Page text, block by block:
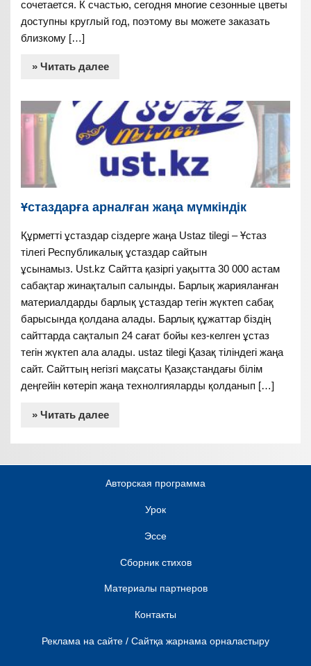
сочетается. К счастью, сегодня многие сезонные цветы
доступны круглый год, поэтому вы можете заказать
близкому […]
» Читать далее
Ұстаздарға арналған жаңа мүмкіндік
Құрметті ұстаздар сіздерге жаңа Ustaz tilegi – Ұстаз
тілегі Республикалық ұстаздар сайтын
ұсынамыз. Ust.kz Сайтта қазіргі уақытта 30 000 астам
сабақтар жинақталып салынды. Барлық жарияланған
материалдарды барлық ұстаздар тегін жүктеп сабақ
барысында қолдана алады. Барлық құжаттар біздің
сайттарда сақталып 24 сағат бойы кез-келген ұстаз
тегін жүктеп ала алады. ustaz tilegi Қазақ тіліндегі жаңа
сайт. Сайттың негізгі мақсаты Қазақстандағы білім
деңгейін көтеріп жаңа технолгияларды қолданып […]
» Читать далее
Авторская программа
Урок
Эссе
Сборник стихов
Материалы партнеров
Контакты
Реклама на сайте / Сайтқа жарнама орналастыру